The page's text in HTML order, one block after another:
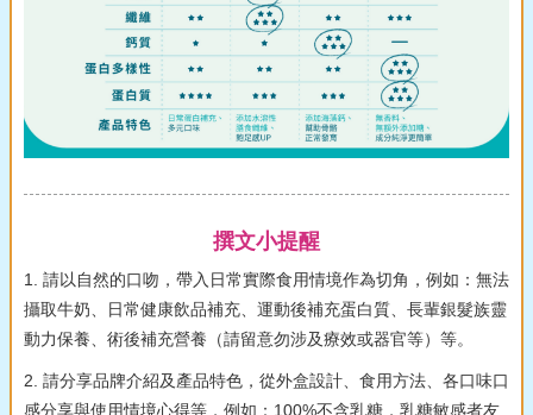
撰文小提醒
1. 請以自然的口吻，帶入日常實際食用情境作為切角，例如：無法
攝取牛奶、日常健康飲品補充、運動後補充蛋白質、長輩銀髮族靈
動力保養、術後補充營養（請留意勿涉及療效或器官等）等。
2. 請分享品牌介紹及產品特色，從外盒設計、食用方法、各口味口
感分享與使用情境心得等，例如：100%不含乳糖，乳糖敏感者友